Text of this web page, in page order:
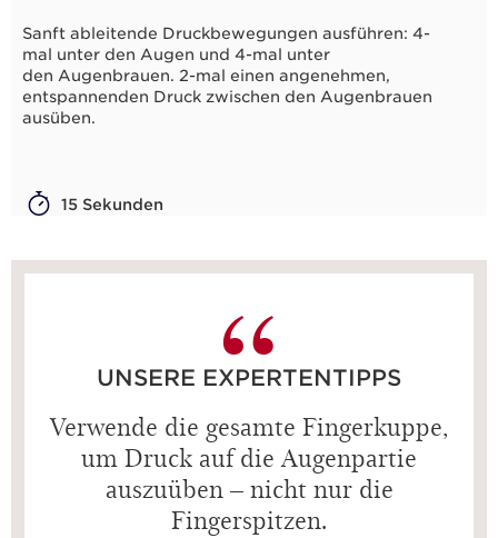
Sanft ableitende Druckbewegungen ausführen: 4-
mal unter den Augen und 4-mal unter
den Augenbrauen. 2-mal einen angenehmen,
entspannenden Druck zwischen den Augenbrauen
ausüben.
15 Sekunden
UNSERE EXPERTENTIPPS
Verwende die gesamte Fingerkuppe,
um Druck auf die Augenpartie
auszuüben – nicht nur die
Fingerspitzen.